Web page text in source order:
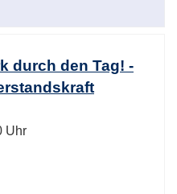
durch den Tag! -
Uhr